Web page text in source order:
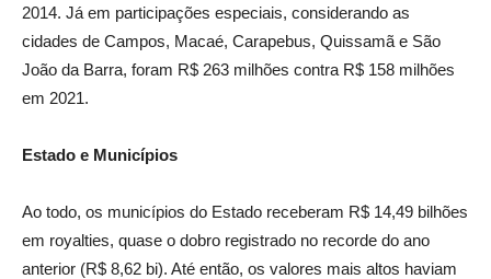
2014. Já em participações especiais, considerando as
cidades de Campos, Macaé, Carapebus, Quissamã e São
João da Barra, foram R$ 263 milhões contra R$ 158 milhões
em 2021.
Estado e Municípios
Ao todo, os municípios do Estado receberam R$ 14,49 bilhões
em royalties, quase o dobro registrado no recorde do ano
anterior (R$ 8,62 bi). Até então, os valores mais altos haviam